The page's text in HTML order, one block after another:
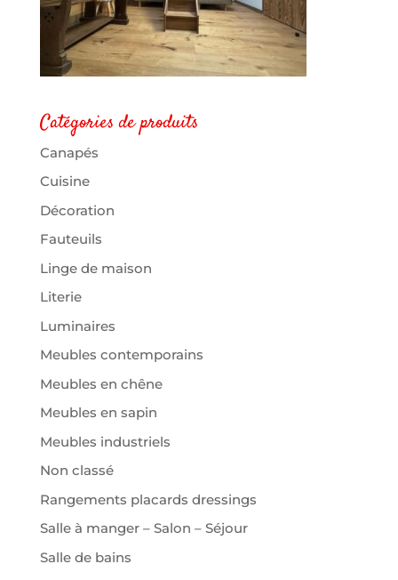
Catégories de produits
Canapés
Cuisine
Décoration
Fauteuils
Linge de maison
Literie
Luminaires
Meubles contemporains
Meubles en chêne
Meubles en sapin
Meubles industriels
Non classé
Rangements placards dressings
Salle à manger – Salon – Séjour
Salle de bains